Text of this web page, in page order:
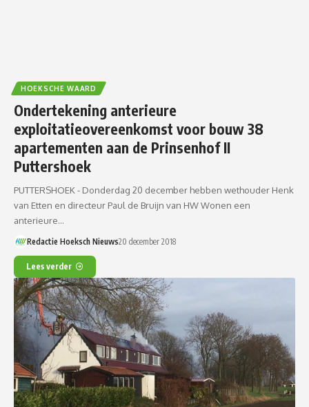
HOEKSCHE WAARD
Ondertekening anterieure
exploitatieovereenkomst voor bouw 38
apartementen aan de Prinsenhof II
Puttershoek
PUTTERSHOEK - Donderdag 20 december hebben wethouder Henk
van Etten en directeur Paul de Bruijn van HW Wonen een
anterieure…
Redactie Hoeksch Nieuws20 december 2018
Lees verder